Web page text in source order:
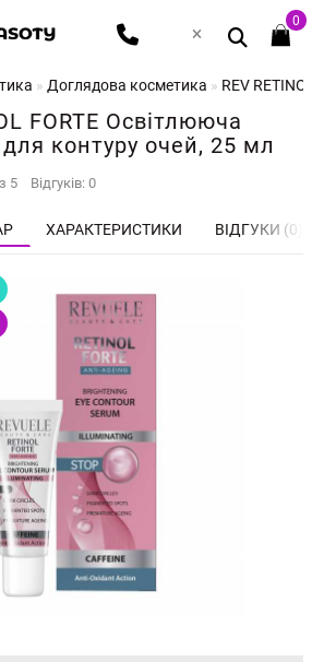
0
Доглядова косметика REV RETINOL
FORTE Освітлююча
контуру очей, 25 мл
5 Відгуків: 0
ХАРАКТЕРИСТИКИ ВІДГУКИ (0)